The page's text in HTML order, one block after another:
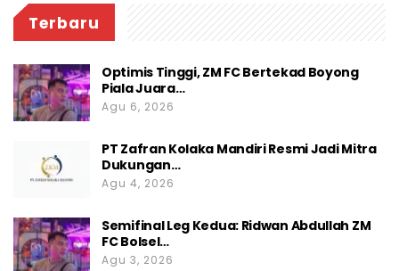
Terbaru
Optimis Tinggi, ZM FC Bertekad Boyong
Piala Juara…
Agu 6, 2026
PT Zafran Kolaka Mandiri Resmi Jadi Mitra
Dukungan…
Agu 4, 2026
Semifinal Leg Kedua: Ridwan Abdullah ZM
FC Bolsel…
Agu 3, 2026